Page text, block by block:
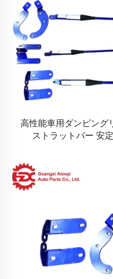
高性能車用ダンピング
ストラットバー 安